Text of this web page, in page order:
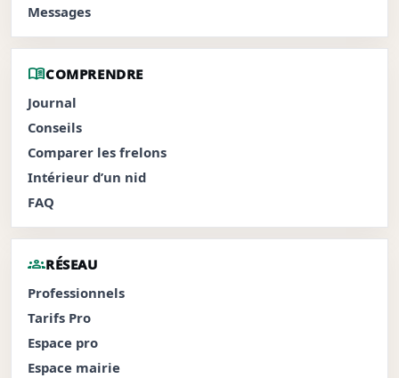
Messages
menu_bookCOMPRENDRE
Journal
Conseils
Comparer les frelons
Intérieur d’un nid
FAQ
groupsRÉSEAU
Professionnels
Tarifs Pro
Espace pro
Espace mairie